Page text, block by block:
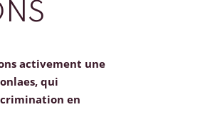
activement une
qui
en